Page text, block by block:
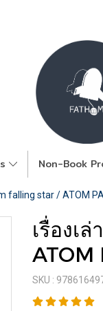
Non-Book
falling star / ATOM
เรื่องเ
ATOM
SKU :